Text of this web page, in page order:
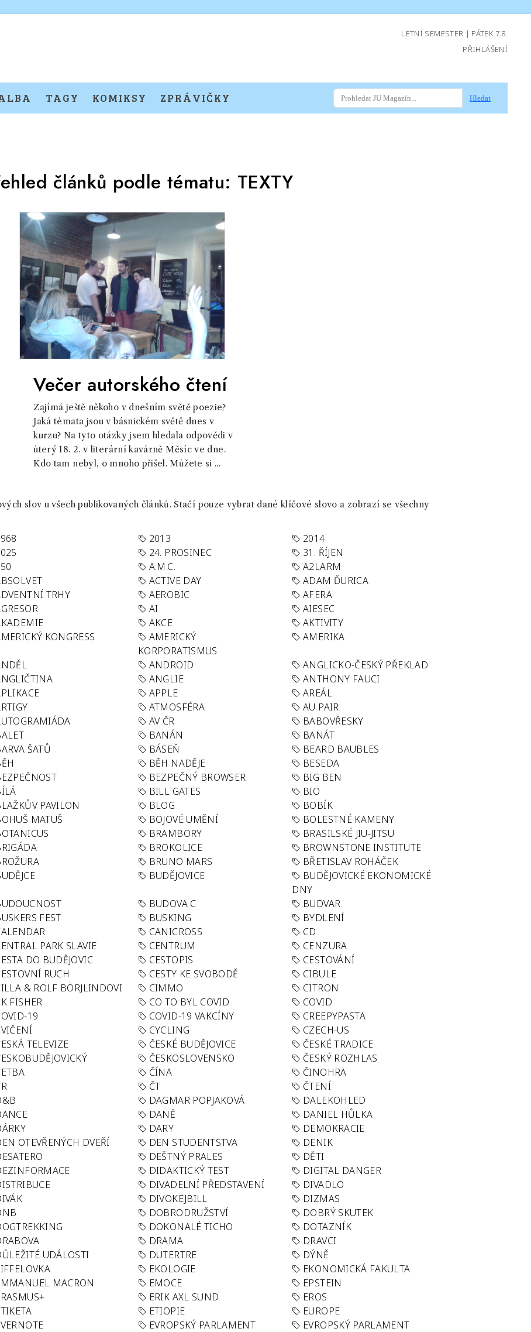
LETNÍ SEMESTER | PÁTEK 7.8.
PŘIHLÁŠENÍ
TAGY KOMIKSY ZPRÁVIČKY Hledat
článků podle tématu: TEXTY
Večer autorského čtení
Zajímá ještě někoho v dnešním světě poezie?
Jaká témata jsou v básnickém světě dnes v
kurzu? Na tyto otázky jsem hledala odpovědi v
úterý 18. 2. v literární kavárně Měsíc ve dne.
Kdo tam nebyl, o mnoho přišel. Můžete si ...
slov u všech publikovaných článků. Stačí pouze vybrat dané klíčové slovo a zobrazí se všechny
2013
2014
24. PROSINEC
31. ŘÍJEN
A.M.C.
A2LARM
ACTIVE DAY
ADAM ĎURICA
TRHY AEROBIC
AFERA
AI
AIESEC
AKCE
AKTIVITY
KONGRESS
AMERICKÝ
KORPORATISMUS
AMERIKA
ANDROID
ANGLICKO-ČESKÝ PŘEKLAD
ANGLIE
ANTHONY FAUCI
APPLE
AREÁL
ATMOSFÉRA
AU PAIR
AV ČR
BABOVŘESKY
BANÁN
BANÁT
ŠATŮ BÁSEŇ
BEARD BAUBLES
BĚH NADĚJE
BESEDA
BEZPEČNÝ BROWSER
BIG BEN
BILL GATES
BIO
PAVILON BLOG
BOBÍK
MATUŠ BOJOVÉ UMĚNÍ
BOLESTNÉ KAMENY
BRAMBORY
BRASILSKÉ JIU-JITSU
BROKOLICE
BROWNSTONE INSTITUTE
BRUNO MARS
BŘETISLAV ROHÁČEK
BUDĚJOVICE
BUDĚJOVICKÉ EKONOMICKÉ
DNY
BUDOVA C
BUDVAR
FEST BUSKING
BYDLENÍ
CANICROSS
CD
PARK SLAVIE CENTRUM
CENZURA
DO BUDĚJOVIC CESTOPIS
CESTOVÁNÍ
RUCH CESTY KE SVOBODĚ
CIBULE
& ROLF BÖRJLINDOVI CIMMO
CITRON
FISHER CO TO BYL COVID
COVID
19 COVID-19 VAKCÍNY
CREEPYPASTA
CYCLING
CZECH-US
TELEVIZE ČESKÉ BUDĚJOVICE
ČESKÉ TRADICE
ČESKOSLOVENSKO
ČESKÝ ROZHLAS
ČÍNA
ČINOHRA
ČT
ČTENÍ
DAGMAR POPJAKOVÁ
DALEKOHLED
DANĚ
DANIEL HŮLKA
DARY
DEMOKRACIE
OTEVŘENÝCH DVEŘÍ DEN STUDENTSTVA
DENIK
DEŠTNÝ PRALES
DĚTI
DIDAKTICKÝ TEST
DIGITAL DANGER
DIVADELNÍ PŘEDSTAVENÍ
DIVADLO
DIVOKEJBILL
DIZMAS
DOBRODRUŽSTVÍ
DOBRÝ SKUTEK
DOKONALÉ TICHO
DOTAZNÍK
DRAMA
DRAVCI
UDÁLOSTI DUTERTRE
DÝNĚ
EKOLOGIE
EKONOMICKÁ FAKULTA
MACRON EMOCE
EPSTEIN
ERIK AXL SUND
EROS
ETIOPIE
EUROPE
EVROPSKÝ PARLAMENT
EVROPSKÝ PARLAMENT